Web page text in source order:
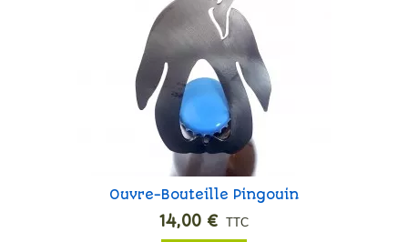
Ouvre-Bouteille Pingouin
14,00 € TTC